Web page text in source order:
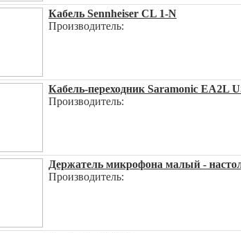
Кабель Sennheiser CL 1-N
Производитель:
Кабель-переходник Saramonic EA2L
Производитель:
Держатель микрофона малый -
Производитель: